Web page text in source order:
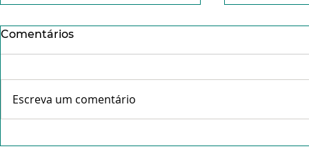
Comentários
Escreva um comentário